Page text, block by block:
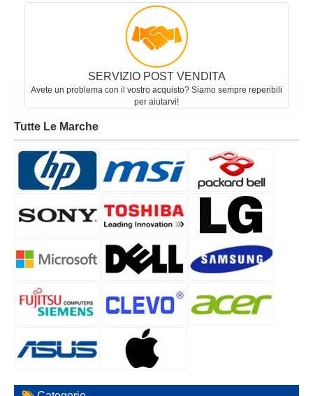
SERVIZIO POST VENDITA
Avete un problema con il vostro acquisto? Siamo sempre reperibili
per aiutarvi!
Tutte Le Marche